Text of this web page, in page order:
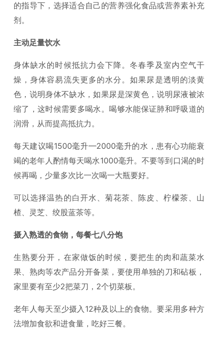
的指导下，选择适合自己的营养强化食品或营养素补充
剂。
主动足量饮水
身体缺水的时候抵抗力会下降。冬春季及室内空气干
燥，身体容易流失更多的水分。如果尿是透明的淡黄
色，说明身体不缺水，如果尿是深黄色，说明尿液被浓
缩了，这时候需要多喝水。喝够水能保证肺和呼吸道的
润滑，从而提高抵抗力。
每天建议喝1500毫升—2000毫升的水，患有心功能衰
竭的老年人酌情每天喝水1000毫升。不要等到口渴的时
候再喝，少量多次比一次喝一大瓶要好。
可以选择温热的白开水、菊花茶、陈皮、柠檬茶、山
楂、灵芝、绞股蓝茶等。
摄入熟透的食物，每餐七八分饱
生熟要分开，在家做饭的时候，要把生的肉和蔬菜水
果、熟肉等农产品分开备菜，要使用单独的刀和砧板，
家里要有至少2把菜刀，2个切菜板。
老年人每天至少摄入12种及以上的食物。要采用多种方
法增加食欲和进食量，吃好三餐。